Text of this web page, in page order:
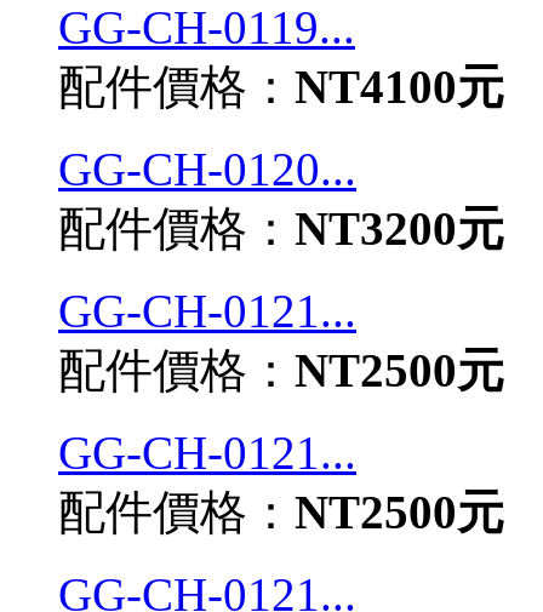
GG-CH-0119...
配件價格： NT4100元
GG-CH-0120...
配件價格： NT3200元
GG-CH-0121...
配件價格： NT2500元
GG-CH-0121...
配件價格： NT2500元
GG-CH-0121...